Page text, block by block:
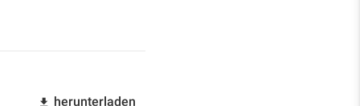
herunterladen